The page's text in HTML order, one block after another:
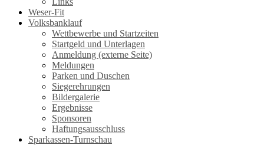
Weser-Fit
Volksbanklauf
Wettbewerbe und Startzeiten
Startgeld und Unterlagen
Anmeldung (externe Seite)
Meldungen
Parken und Duschen
Siegerehrungen
Bildergalerie
Ergebnisse
Sponsoren
Haftungsausschluss
Sparkassen-Turnschau